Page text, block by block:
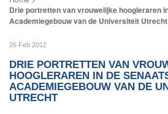
Drie portretten van vrouwelijke hoogleraren
Academiegebouw van de Universiteit Utrecht
26 Feb 2012
DRIE PORTRETTEN VAN
HOOGLERAREN IN DE
ACADEMIEGEBOUW VAN DE
UTRECHT